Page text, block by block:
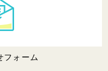
フォーム